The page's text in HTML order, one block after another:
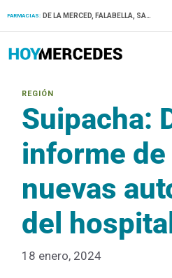
FARMACIAS:
Suipacha:
informe de
nuevas
del hospital
18 enero, 2024